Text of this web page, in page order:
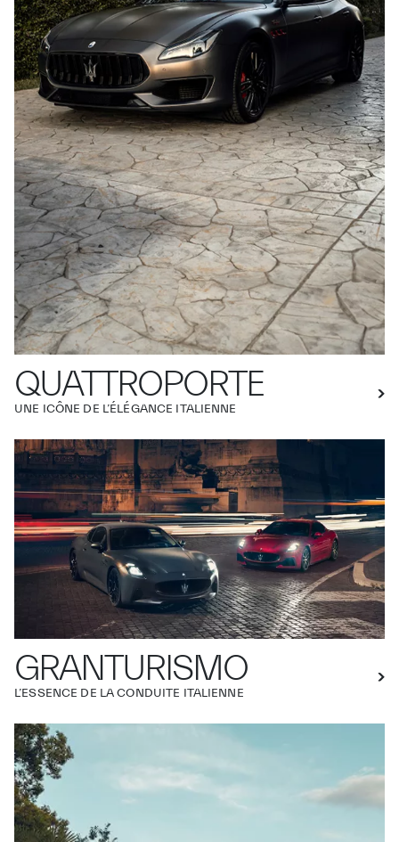
QUATTROPORTE
UNE ICÔNE DE L’ÉLÉGANCE ITALIENNE
GRANTURISMO
L’ESSENCE DE LA CONDUITE ITALIENNE